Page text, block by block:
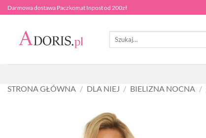
Przewiń
do
zawartości
Darmowa dostawa Paczkomat Inpost od 200zł
Szukaj:
STRONA GŁÓWNA / DLA NIEJ / BIELIZNA NOCNA /